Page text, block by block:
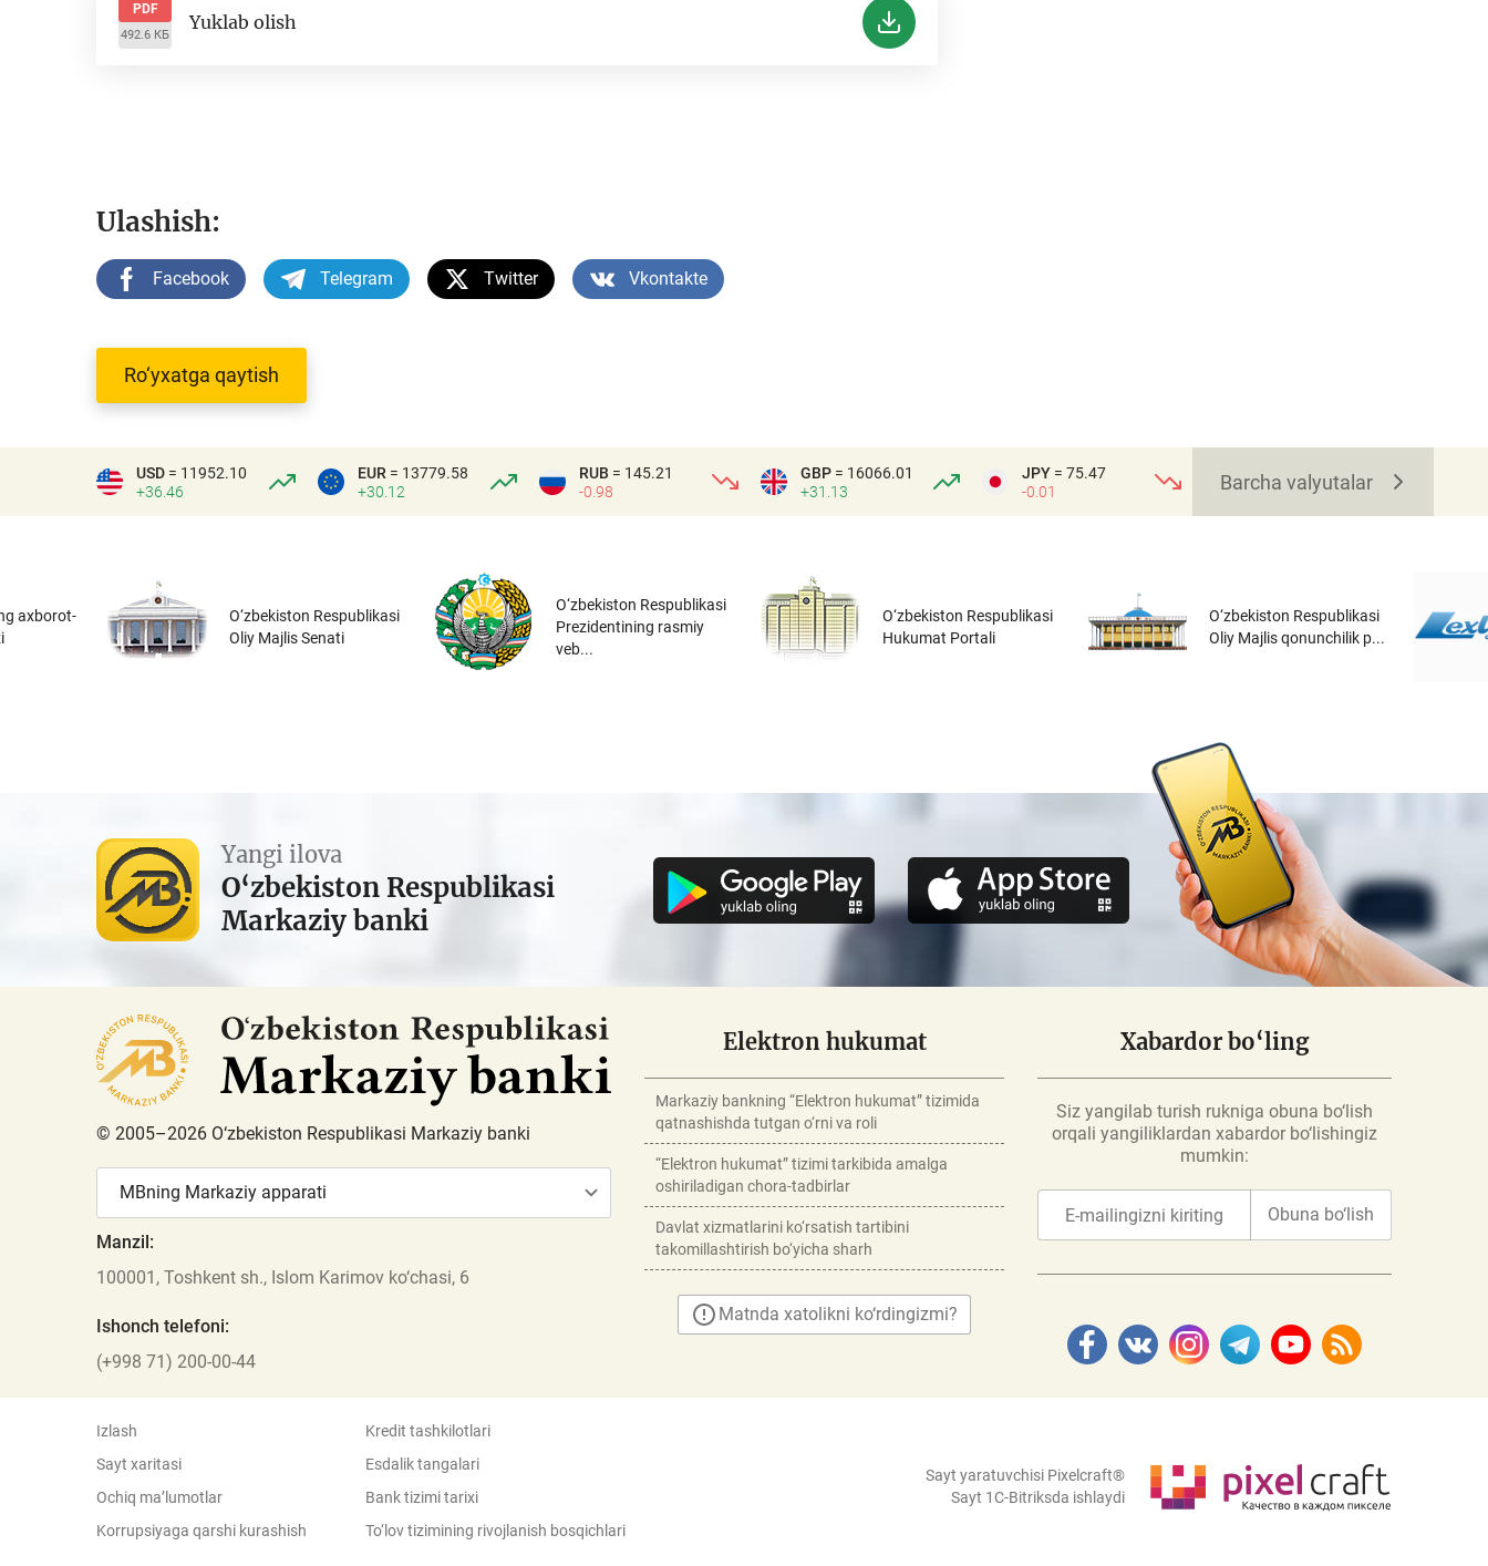
PDF
492.6 КБ
Yuklab olish
Ulashish:
Facebook Telegram Twitter Vkontakte
Ro‘yxatga qaytish
USD = 11952.10
+36.46
EUR = 13779.58
+30.12
RUB = 145.21
-0.98
GBP = 16066.01
+31.13
JPY = 75.47
-0.01
Barcha valyutalar
axborot-
O‘zbekiston Respublikasi
Oliy Majlis Senati
O‘zbekiston Respublikasi
Prezidentining rasmiy
veb...
O‘zbekiston Respublikasi
Hukumat Portali
O‘zbekiston Respublikasi
Oliy Majlis qonunchilik p...
Yangi ilova
O‘zbekiston Respublikasi
Markaziy banki
© 2005–2026 O‘zbekiston Respublikasi Markaziy banki
MBning Markaziy apparati
Manzil:
100001, Toshkent sh., Islom Karimov ko‘chasi, 6
Ishonch telefoni:
(+998 71) 200-00-44
Elektron hukumat
Markaziy bankning “Elektron hukumat” tizimida
qatnashishda tutgan o‘rni va roli
“Elektron hukumat” tizimi tarkibida amalga
oshiriladigan chora-tadbirlar
Davlat xizmatlarini ko‘rsatish tartibini
takomillashtirish bo‘yicha sharh
Matnda xatolikni ko‘rdingizmi?
Xabardor bo‘ling
Siz yangilab turish rukniga obuna bo‘lish
orqali yangiliklardan xabardor bo‘lishingiz
mumkin:
Obuna bo‘lish
Izlash
Sayt xaritasi
Ochiq ma’lumotlar
Korrupsiyaga qarshi kurashish
Kredit tashkilotlari
Esdalik tangalari
Bank tizimi tarixi
To‘lov tizimining rivojlanish bosqichlari
Sayt yaratuvchisi Pixelcraft®
Sayt 1C-Bitriksda ishlaydi